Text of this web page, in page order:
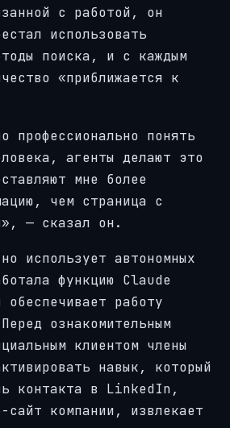
с работой, он
использовать
поиска, и с каждым
«приближается к
профессионально понять
агенты делают это
мне более
чем страница с
— сказал он.
использует автономных
функцию Claude
работу
ознакомительным
клиентом члены
навык, который
контакта в LinkedIn,
сайт компании, извлекает